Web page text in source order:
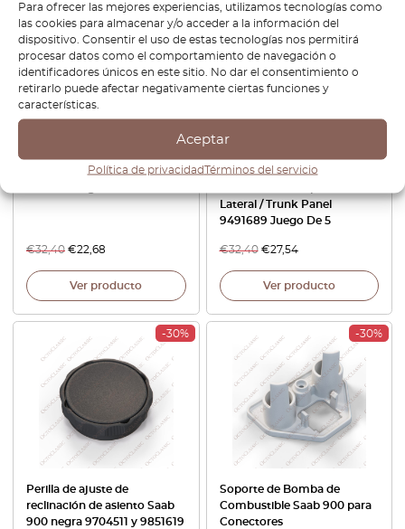
Para ofrecer las mejores experiencias, utilizamos tecnologías como
las cookies para almacenar y/o acceder a la información del
dispositivo. Consentir el uso de estas tecnologías nos permitirá
procesar datos como el comportamiento de navegación o
identificadores únicos en este sitio. No dar el consentimiento o
retirarlo puede afectar negativamente ciertas funciones y
características.
Aceptar
Política de privacidadTérminos del servicio
-30%
Saab 900 Tapa Palanca de
€32,40 €22,68
Ver producto
Saab 900 / 9000 / 9-3
Lateral / Trunk Panel
9491689 Juego De 5
€32,40 €27,54
Ver producto
-30%
Perilla de ajuste de
reclinación de asiento Saab
900 negra 9704511 y 9851619
-30%
Soporte de Bomba de
Combustible Saab 900 para
Conectores